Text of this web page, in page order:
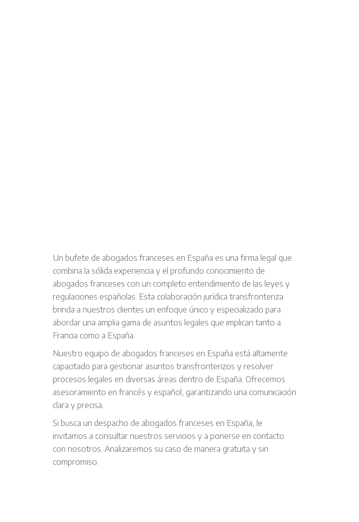
Un bufete de abogados franceses en España es una firma legal que
combina la sólida experiencia y el profundo conocimiento de
abogados franceses con un completo entendimiento de las leyes y
regulaciones españolas. Esta colaboración jurídica transfronteriza
brinda a nuestros clientes un enfoque único y especializado para
abordar una amplia gama de asuntos legales que implican tanto a
Francia como a España.
Nuestro equipo de abogados franceses en España está altamente
capacitado para gestionar asuntos transfronterizos y resolver
procesos legales en diversas áreas dentro de España. Ofrecemos
asesoramiento en francés y español, garantizando una comunicación
clara y precisa.
Si busca un despacho de abogados franceses en España, le
invitamos a consultar nuestros servicios y a ponerse en contacto
con nosotros. Analizaremos su caso de manera gratuita y sin
compromiso.